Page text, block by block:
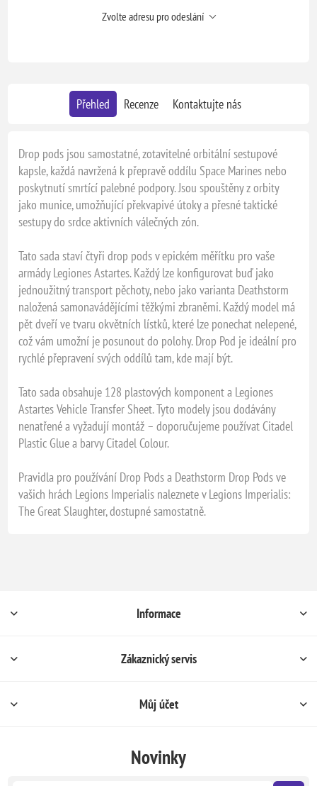
Zvolte adresu pro odeslání
Přehled Recenze Kontaktujte nás
Drop pods jsou samostatné, zotavitelné orbitální sestupové
kapsle, každá navržená k přepravě oddílu Space Marines nebo
poskytnutí smrtící palebné podpory. Jsou spouštěny z orbity
jako munice, umožňující překvapivé útoky a přesné taktické
sestupy do srdce aktivních válečných zón.
Tato sada staví čtyři drop pods v epickém měřítku pro vaše
armády Legiones Astartes. Každý lze konfigurovat buď jako
jednoužitný transport pěchoty, nebo jako varianta Deathstorm
naložená samonavádějícími těžkými zbraněmi. Každý model má
pět dveří ve tvaru okvětních lístků, které lze ponechat nelepené,
což vám umožní je posunout do polohy. Drop Pod je ideální pro
rychlé přepravení svých oddílů tam, kde mají být.
Tato sada obsahuje 128 plastových komponent a Legiones
Astartes Vehicle Transfer Sheet. Tyto modely jsou dodávány
nenatřené a vyžadují montáž – doporučujeme používat Citadel
Plastic Glue a barvy Citadel Colour.
Pravidla pro používání Drop Pods a Deathstorm Drop Pods ve
vašich hrách Legions Imperialis naleznete v Legions Imperialis:
The Great Slaughter, dostupné samostatně.
Informace
Zákaznický servis
Můj účet
Novinky